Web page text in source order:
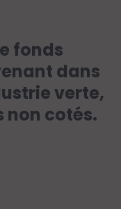
fonds
dans
verte,
cotés.